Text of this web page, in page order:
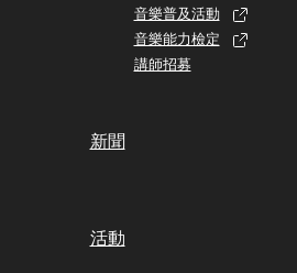
音樂普及活動
音樂能力檢定
講師招募
新聞
活動